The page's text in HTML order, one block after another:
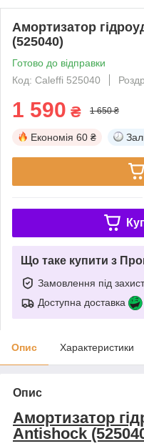
Амортизатор
(525040)
Готово до відправки
Код: Caleffi 525040
1 590 ₴ 1 650 ₴
Економія 60 ₴
Що таке купити з
Замовлення під
Доступна доставка
Опис Характеристики
Опис
Амортизатор
Antishock